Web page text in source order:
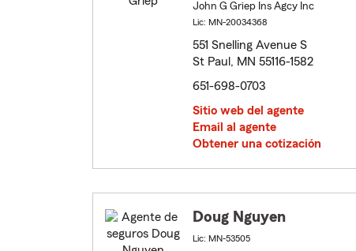
John G Griep Ins Agcy Inc
Lic: MN-20034368
551 Snelling Avenue S
St Paul, MN 55116-1582
651-698-0703
Sitio web del agente
Email al agente
Obtener una cotización
Doug Nguyen
Lic: MN-53505